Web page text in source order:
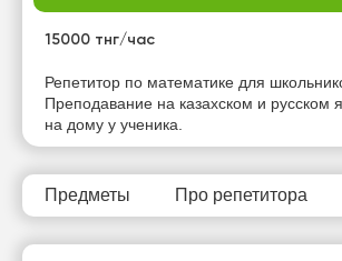
15000 тнг/час
Репетитор по математике для
Преподавание на казахском и русском
на дому у ученика.
Предметы Про репетитора
Нет
свободных
часов
Нет
свободных
часов
Нет